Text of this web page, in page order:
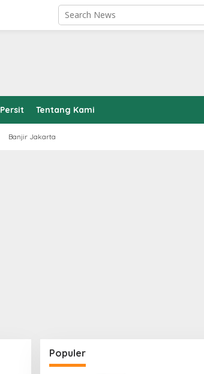
Persit Tentang Kami
Banjir Jakarta
Populer